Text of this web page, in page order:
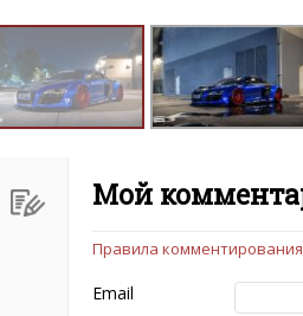
Мой
Чтобы ваш комментарий
следующих правил:
Правила комментирования
Email